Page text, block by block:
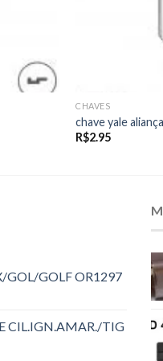
CHAVES
chave yale aliança
R$2.95
GOL/GOLF OR1297
CIL.IGN.AMAR./TIG